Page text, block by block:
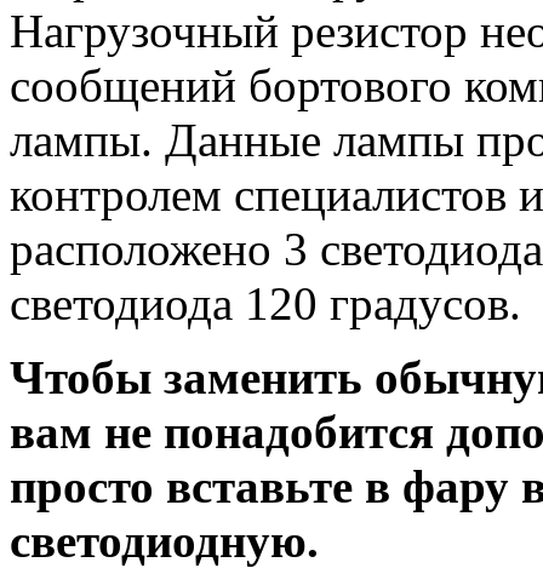
Нагрузочный резистор
сообщений бортового
лампы. Данные лампы
контролем
расположено 3
светодиода 120 градусов.
Чтобы заменить
вам не понадобится
просто вставьте в
светодиодную.